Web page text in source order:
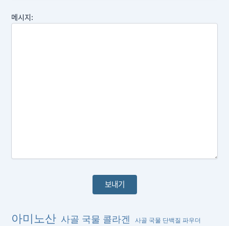
메시지:
아미노산 사골 국물 콜라겐 사골 국물 단백질 파우더